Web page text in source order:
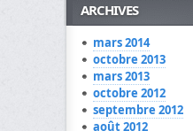
ARCHIVES
mars 2014
octobre 2013
mars 2013
octobre 2012
septembre 2012
août 2012